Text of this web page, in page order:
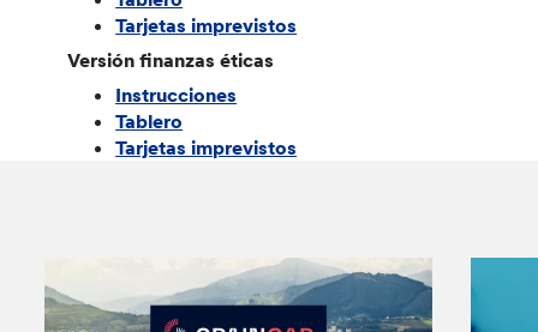
Tarjetas imprevistos
Versión finanzas éticas
Instrucciones
Tablero
Tarjetas imprevistos